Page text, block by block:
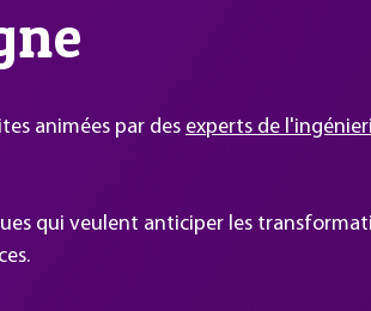
animées par des experts de
qui veulent anticiper les